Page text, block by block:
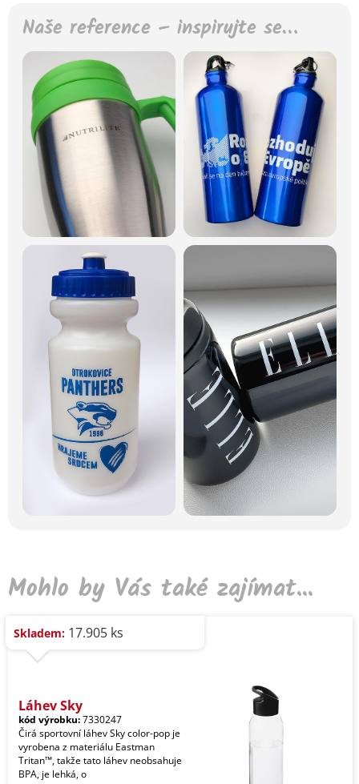
Naše reference – inspirujte se…
Mohlo by Vás také zajímat...
Skladem: 17.905 ks
Láhev Sky
kód výrobku:7330247
Čirá sportovní láhev Sky color-pop je
vyrobena z materiálu Eastman
Tritan™, takže tato láhev neobsahuje
BPA, je lehká, o